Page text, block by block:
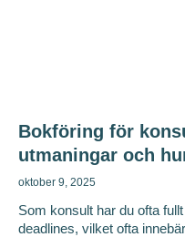
Bokföring för
utmaningar och
oktober 9, 2025
Som konsult har du ofta
deadlines, vilket ofta